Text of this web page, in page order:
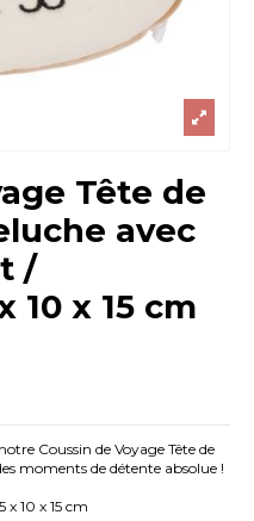
Tête de
avec
/
10 x 15 cm
Coussin de Voyage Tête de
moments de détente absolue !
x 10 x 15 cm